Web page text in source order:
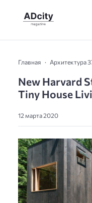
Главная Архитектура
New Harvard
Tiny House
12 марта 2020